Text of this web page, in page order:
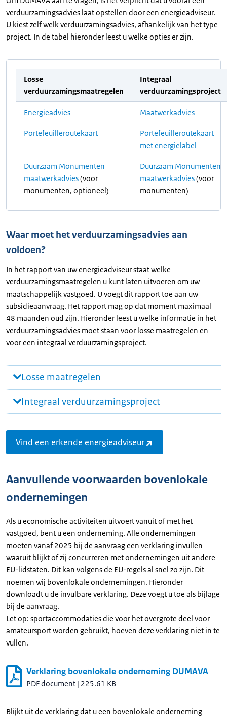
verduurzamingsadvies laat opstellen door een energieadviseur.
U kiest zelf welk verduurzamingsadvies, afhankelijk van het type
project. In de tabel hieronder leest u welke opties er zijn.
Losse
verduurzamingsmaatregelen
Integraal
verduurzamingsproject
Energieadvies Maatwerkadvies
Portefeuilleroutekaart
Portefeuilleroutekaart
met energielabel
Duurzaam Monumenten
maatwerkadvies(voor
monumenten, optioneel)
Duurzaam Monumenten
maatwerkadvies(voor
monumenten)
Waar moet het verduurzamingsadvies aan
voldoen?
In het rapport van uw energieadviseur staat welke
verduurzamingsmaatregelen u kunt laten uitvoeren om uw
maatschappelijk vastgoed. U voegt dit rapport toe aan uw
subsidieaanvraag. Het rapport mag op dat moment maximaal
48 maanden oud zijn. Hieronder leest u welke informatie in het
verduurzamingsadvies moet staan voor losse maatregelen en
voor een integraal verduurzamingsproject.
Losse maatregelen
Integraal verduurzamingsproject
Vind een erkende energieadviseur
Aanvullende voorwaarden bovenlokale
ondernemingen
Als u economische activiteiten uitvoert vanuit of met het
vastgoed, bent u een onderneming. Alle ondernemingen
moeten vanaf 2025 bij de aanvraag een verklaring invullen
waaruit blijkt of zij concurreren met ondernemingen uit andere
EU-lidstaten. Dit kan volgens de EU-regels al snel zo zijn. Dit
noemen wij bovenlokale ondernemingen. Hieronder
downloadt u de invulbare verklaring. Deze voegt u toe als bijlage
bij de aanvraag.
Let op: sportaccommodaties die voor het overgrote deel voor
amateursport worden gebruikt, hoeven deze verklaring niet in te
vullen.
Verklaring bovenlokale onderneming DUMAVA
PDF document | 225.61 KB
Blijkt uit de verklaring dat u een bovenlokale onderneming